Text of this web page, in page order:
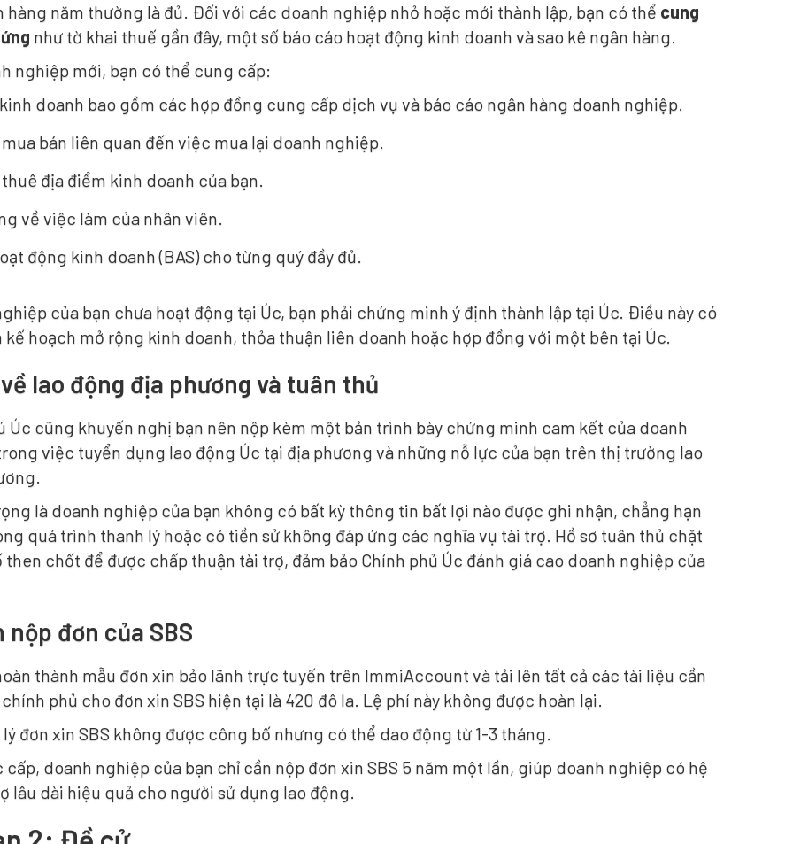
hàng năm thường là đủ. Đối với các doanh nghiệp nhỏ hoặc mới thành lập, bạn có thể cung
như tờ khai thuế gần đây, một số báo cáo hoạt động kinh doanh và sao kê ngân hàng.
nghiệp mới, bạn có thể cung cấp:
doanh bao gồm các hợp đồng cung cấp dịch vụ và báo cáo ngân hàng doanh nghiệp.
bán liên quan đến việc mua lại doanh nghiệp.
địa điểm kinh doanh của bạn.
về việc làm của nhân viên.
động kinh doanh (BAS) cho từng quý đầy đủ.
của bạn chưa hoạt động tại Úc, bạn phải chứng minh ý định thành lập tại Úc. Điều này có
kế hoạch mở rộng kinh doanh, thỏa thuận liên doanh hoặc hợp đồng với một bên tại Úc.
lao động địa phương và tuân thủ
Úc cũng khuyến nghị bạn nên nộp kèm một bản trình bày chứng minh cam kết của doanh
việc tuyển dụng lao động Úc tại địa phương và những nỗ lực của bạn trên thị trường lao
là doanh nghiệp của bạn không có bất kỳ thông tin bất lợi nào được ghi nhận, chẳng hạn
quá trình thanh lý hoặc có tiền sử không đáp ứng các nghĩa vụ tài trợ. Hồ sơ tuân thủ chặt
then chốt để được chấp thuận tài trợ, đảm bảo Chính phủ Úc đánh giá cao doanh nghiệp của
nộp đơn của SBS
thành mẫu đơn xin bảo lãnh trực tuyến trên ImmiAccount và tải lên tất cả các tài liệu cần
phủ cho đơn xin SBS hiện tại là 420 đô la. Lệ phí này không được hoàn lại.
đơn xin SBS không được công bố nhưng có thể dao động từ 1-3 tháng.
cấp, doanh nghiệp của bạn chỉ cần nộp đơn xin SBS 5 năm một lần, giúp doanh nghiệp có hệ
lâu dài hiệu quả cho người sử dụng lao động.